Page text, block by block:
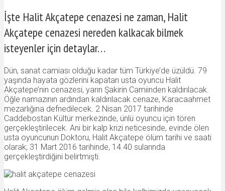
İşte Halit Akçatepe cenazesi ne zaman, Halit
Akçatepe cenazesi nereden kalkacak bilmek
isteyenler için detaylar…
Dün, sanat camiası olduğu kadar tüm Türkiye’de üzüldü. 79
yaşında hayata gözlerini kapatan usta oyuncu Halit
Akçatepe’nin cenazesi, yarın Şakirin Camiinden kaldırılacak.
Öğle namazının ardından kaldırılacak cenaze, Karacaahmet
mezarlığına defnedilecek. 2 Nisan 2017 tarihinde
Caddebostan Kültür merkezinde, ünlü oyuncu için tören
gerçekleştirilecek. Ani bir kalp krizi neticesinde, evinde ölen
usta oyuncunun Doktoru, Halit Akçatepe ölüm tarihi ve saati
olarak; 31 Mart 2016 tarihinde, 14.40 sularında
gerçekleştirdiğini belirtmişti.